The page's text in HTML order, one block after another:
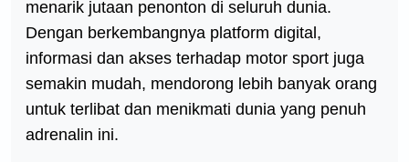
menarik jutaan penonton di seluruh dunia.
Dengan berkembangnya platform digital,
informasi dan akses terhadap motor sport juga
semakin mudah, mendorong lebih banyak orang
untuk terlibat dan menikmati dunia yang penuh
adrenalin ini.